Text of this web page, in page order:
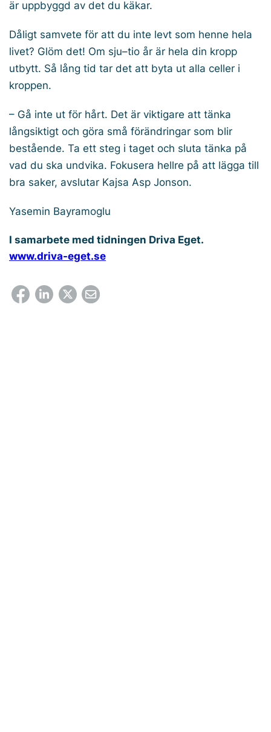
är uppbyggd av det du käkar.
Dåligt samvete för att du inte levt som henne hela
livet? Glöm det! Om sju–tio år är hela din kropp
utbytt. Så lång tid tar det att byta ut alla celler i
kroppen.
– Gå inte ut för hårt. Det är viktigare att tänka
långsiktigt och göra små förändringar som blir
bestående. Ta ett steg i taget och sluta tänka på
vad du ska undvika. Fokusera hellre på att lägga till
bra saker, avslutar Kajsa Asp Jonson.
Yasemin Bayramoglu
I samarbete med tidningen Driva Eget.
www.driva-eget.se